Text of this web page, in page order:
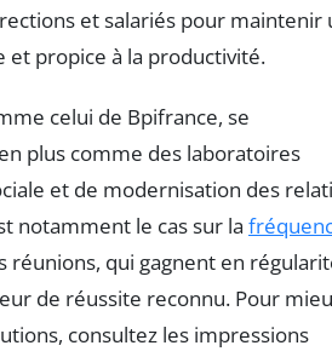
et salariés pour maintenir
et propice à la productivité.
celui de Bpifrance, se
plus comme des laboratoires
et de modernisation des
notamment le cas sur la
réunions, qui gagnent en
de réussite reconnu. Pour
consultez les impressions